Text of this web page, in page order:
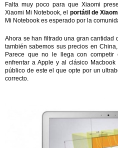
Falta muy poco para que Xiaomi
Xiaomi Mi Notebook, el portátil de
Mi Notebook es esperado por la
Ahora se han filtrado una gran cantidad
también sabemos sus precios en China,
Parece que no le llega con
enfrentar a Apple y al clásico
público de este el que opte por un
correcto.